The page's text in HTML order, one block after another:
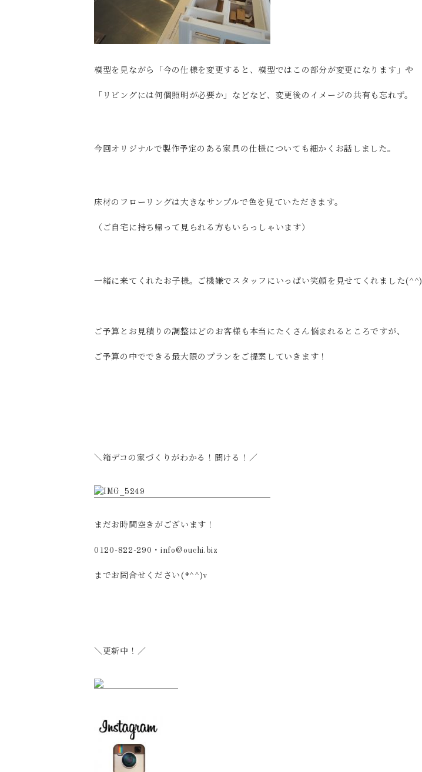
模型を見ながら「今の仕様を変更すると、模型ではこの部分が変更になります」や
「リビングには何個照明が必要か」などなど、変更後のイメージの共有も忘れず。
今回オリジナルで製作予定のある家具の仕様についても細かくお話しました。
床材のフローリングは大きなサンプルで色を見ていただきます。
（ご自宅に持ち帰って見られる方もいらっしゃいます）
一緒に来てくれたお子様。ご機嫌でスタッフにいっぱい笑顔を見せてくれました(^^)
ご予算とお見積りの調整はどのお客様も本当にたくさん悩まれるところですが、
ご予算の中でできる最大限のプランをご提案していきます！
＼箱デコの家づくりがわかる！聞ける！／
まだお時間空きがございます！
0120-822-290・info@ouchi.biz
までお問合せください(*^^)v
＼更新中！／